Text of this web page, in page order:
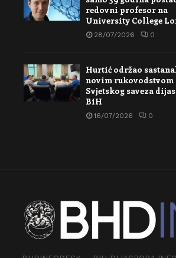
redovni profesor na
University College
28/07/2026 0
Hurtić održao
novim rukovodstvom
Svjetskog saveza
BiH
16/07/2026 0